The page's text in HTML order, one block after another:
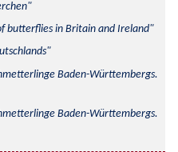
butterflies in Britain and Ireland
Baden-Württembergs.
Baden-Württembergs.